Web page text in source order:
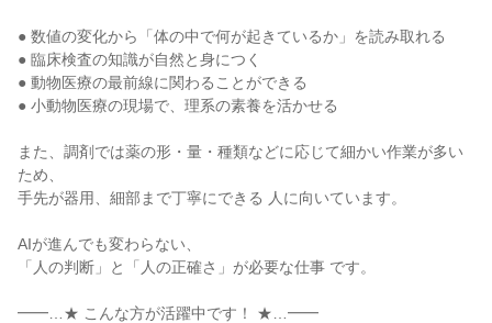
● 数値の変化から「体の中で何が起きているか」を読み取れる
● 臨床検査の知識が自然と身につく
● 動物医療の最前線に関わることができる
● 小動物医療の現場で、理系の素養を活かせる
また、調剤では薬の形・量・種類などに応じて細かい作業が多い
ため、
手先が器用、細部まで丁寧にできる 人に向いています。
AIが進んでも変わらない、
「人の判断」と「人の正確さ」が必要な仕事 です。
━━…★ こんな方が活躍中です！ ★…━━